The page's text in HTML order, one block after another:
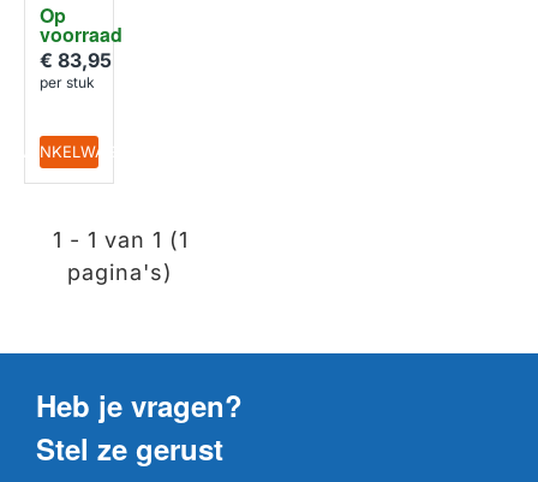
Op
voorraad
Brouwu
nit /
Percola
tiemod
ule
€ 83,95
per stuk
IN WINKELWAGEN
1 - 1 van 1 (1
pagina's)
Heb je vragen?
Stel ze gerust